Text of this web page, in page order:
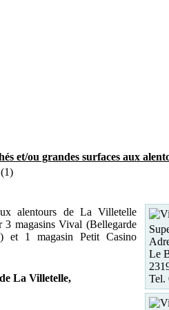
et/ou grandes surfaces aux
alentours de La Villetelle
magasins Vival (Bellegarde
et 1 magasin Petit Casino
La Villetelle,
Le
Tel.